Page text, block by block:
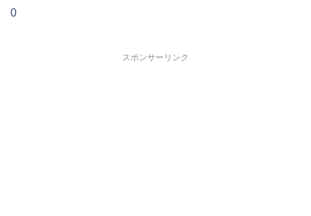
0
スポンサーリンク